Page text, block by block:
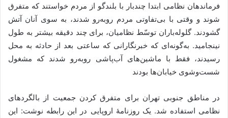
فرماندهان نظامی ابتدا چندبار با بلندگو از مردم خواستند که متفرق
شوند و وقتی با بی‌تفاوتی مردم روبه‌رو شدند، به سوی آنان آتش
گشودند. گلوله‌باران توسّط نظامیان، برای چند دقیقه بیشتر به طول
نینجامید. به‌گونه‌ای که خبرنگارانی که ساعتی بعد از حادثه به محل
رسیدند، فقط با ماشین‌های آب‌پاشی روبه‌رو شدند که مشغول
شست‌وشوی خیابان‌ها بودند
در مناطق جنوبی تهران برای متفرق کردن جمعیت از بالگردهای
نظامی استفاده شد. یک روزنامهٔ اروپایی در این رابطه نوشت: این